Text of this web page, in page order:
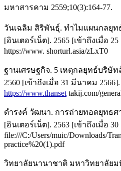
มหาสารคาม 2559;10(3):164-77.
วันเฉลิม สิริพันธุ์. ทำไมแผนกลยุท
[อินเตอร์เน็ต]. 2565 [เข้าถึงเมื่อ
https://www. shorturl.asia/zLxT0
ฐานเศรษฐกิจ. 5 เหตุกลยุทธ์บริษั
2560 [เข้าถึงเมื่อ 31 มีนาคม
https://www.thanset takij.com/
ดำรงค์ วัฒนา. การถ่ายทอดยุทธ
[อินเตอร์เน็ต]. 2563 [เข้าถึงเมื่อ
file:///C:/Users/muic/Downloads/
practice%20(1).pdf
วิทยาลัยนานาชาติ มหาวิทยาลัย